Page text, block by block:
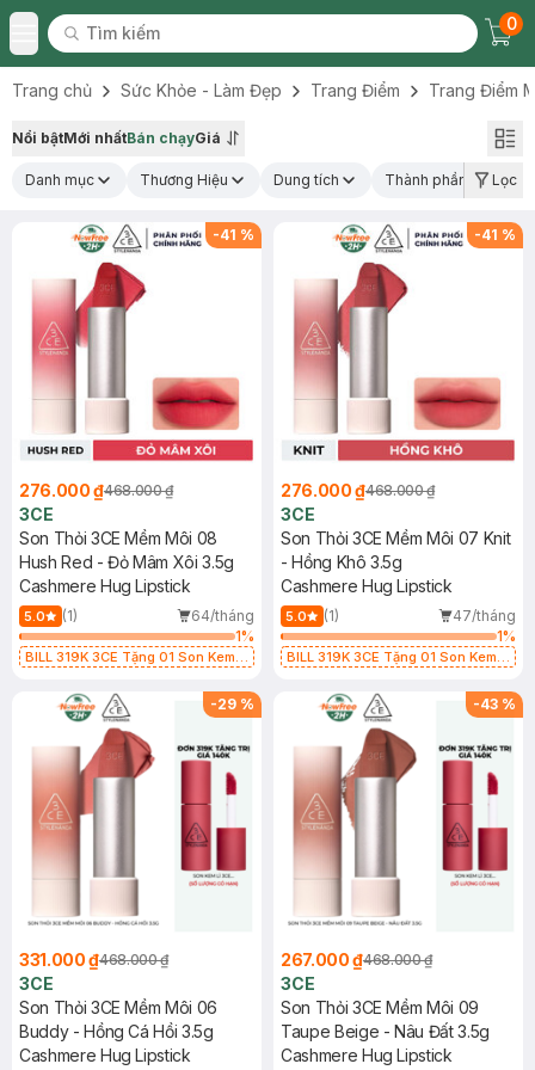
Toggle Menu
Tìm kiếm
Tìm kiếm
0
Trang chủ Sức Khỏe - Làm Đẹp Trang Điểm Trang Điểm
Nổi bậtMới nhấtBán chạyGiá
Danh mục Thương Hiệu Dung tích Thành phần nổi bật
Lọc
-41 %
276.000 ₫468.000 ₫
3CE
Son Thỏi 3CE Mềm Môi 08
Hush Red - Đỏ Mâm Xôi 3.5g
Cashmere Hug Lipstick
5.0 (1)
64/tháng
1%
BILL 319K 3CE Tặng 01 Son Kem
1.5g (SL có hạn)
-41 %
276.000 ₫468.000 ₫
3CE
Son Thỏi 3CE Mềm Môi 07 Knit
- Hồng Khô 3.5g
Cashmere Hug Lipstick
5.0 (1)
47/tháng
1%
BILL 319K 3CE Tặng 01 Son Kem
1.5g (SL có hạn)
-29 %
331.000 ₫468.000 ₫
3CE
Son Thỏi 3CE Mềm Môi 06
Buddy - Hồng Cá Hồi 3.5g
Cashmere Hug Lipstick
-43 %
267.000 ₫468.000 ₫
3CE
Son Thỏi 3CE Mềm Môi 09
Taupe Beige - Nâu Đất 3.5g
Cashmere Hug Lipstick